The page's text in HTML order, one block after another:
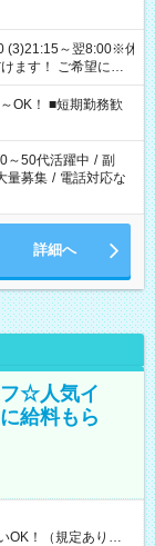
(3)21:15～翌8:00※休
ます！ ご希望に合
/20-翌4時/21-翌5
頂ける完全自由シ
OK！ ■短期勤務歓
～50代活躍中 / 副
量募集 / 電話対応な
詳細へ
☆人気イ
給料もら